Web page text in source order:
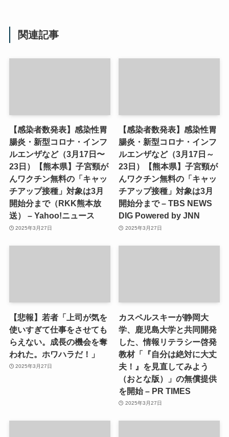
関連記事
【感染者数発表】感染性胃
腸炎・新型コロナ・インフ
ルエンザなど（3月17日〜
23日）【熊本県】子宮頸が
んワクチン無料の「キャッ
チアップ接種」対象は3月
開始分まで（RKK熊本放
送） – Yahoo!ニュース
2025年3月27日
【感染者数発表】感染性胃
腸炎・新型コロナ・インフ
ルエンザなど（3月17日～
23日）【熊本県】子宮頸が
んワクチン無料の「キャッ
チアップ接種」対象は3月
開始分まで – TBS NEWS
DIG Powered by JNN
2025年3月27日
【悲報】若者「上司が気を
使いすぎて仕事をさせても
らえない。成長の機会を奪
われた。ホワハラだ！」
2025年3月27日
カスペルスキーが静岡大
学、鹿児島大学と共同開発
した、情報リテラシー啓発
教材「『自分は絶対に大丈
夫！』を見直してみよう
（おとな版）」の無償提供
を開始 – PR TIMES
2025年3月27日